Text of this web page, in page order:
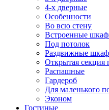
4-х дверные
Особенности
Во всю стену
Встроенные
Под потолок
Раздвижные
Открытая секция
Распашные
Гардероб
Для маленького
Эконом
Гостиные